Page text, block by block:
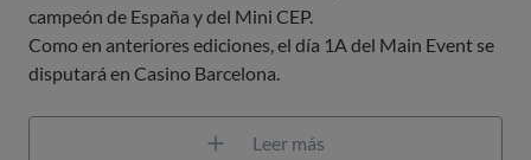
campeón de España y del Mini CEP.
Como en anteriores ediciones, el día 1A del Main Event se
disputará en Casino Barcelona.
Leer más